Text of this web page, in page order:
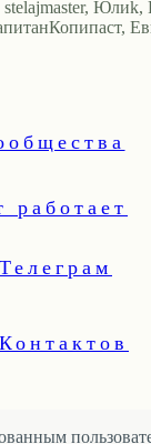
Юлиk,